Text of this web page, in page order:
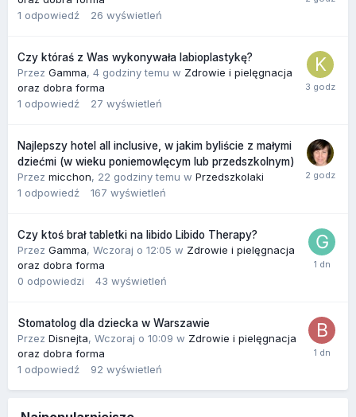
1 odpowiedź 26 wyświetleń
Czy któraś z Was wykonywała labioplastykę?
Przez Gamma, 4 godziny temu w Zdrowie i pielęgnacja
oraz dobra forma
1 odpowiedź 27 wyświetleń
Najlepszy hotel all inclusive, w jakim byliście z małymi
dziećmi (w wieku poniemowlęcym lub przedszkolnym)
Przez micchon, 22 godziny temu w Przedszkolaki
1 odpowiedź 167 wyświetleń
Czy ktoś brał tabletki na libido Libido Therapy?
Przez Gamma, Wczoraj o 12:05 w Zdrowie i pielęgnacja
oraz dobra forma
0 odpowiedzi 43 wyświetleń
Stomatolog dla dziecka w Warszawie
Przez Disnejta, Wczoraj o 10:09 w Zdrowie i pielęgnacja
oraz dobra forma
1 odpowiedź 92 wyświetleń